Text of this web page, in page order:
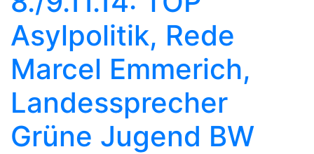
Asylpolitik, Rede
Marcel Emmerich,
Landessprecher
Grüne Jugend BW